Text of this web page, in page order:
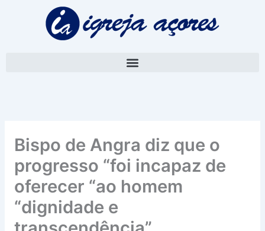
Bispo de Angra diz que o
progresso “foi incapaz de
oferecer “ao homem
“dignidade e